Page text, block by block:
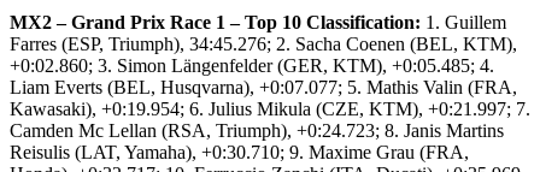
MX2 – Grand Prix Race 1 – Top 10 Classification: 1. Guillem
Farres (ESP, Triumph), 34:45.276; 2. Sacha Coenen (BEL, KTM),
+0:02.860; 3. Simon Längenfelder (GER, KTM), +0:05.485; 4.
Liam Everts (BEL, Husqvarna), +0:07.077; 5. Mathis Valin (FRA,
Kawasaki), +0:19.954; 6. Julius Mikula (CZE, KTM), +0:21.997; 7.
Camden Mc Lellan (RSA, Triumph), +0:24.723; 8. Janis Martins
Reisulis (LAT, Yamaha), +0:30.710; 9. Maxime Grau (FRA,